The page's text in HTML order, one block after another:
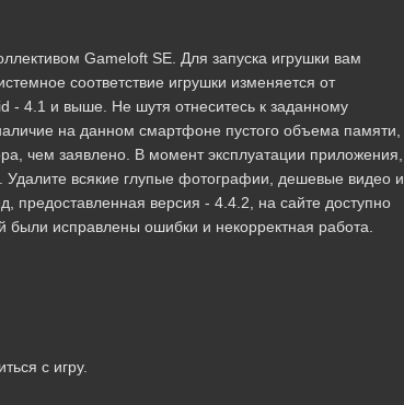
Gameloft SE. Для запуска игрушки вам
соответствие игрушки изменяется от
- 4.1 и выше. Не шутя отнеситесь к заданному
на данном смартфоне пустого объема памяти,
чем заявлено. В момент эксплуатации приложения,
Удалите всякие глупые фотографии, дешевые видео и
версия - 4.4.2, на сайте доступно
исправлены ошибки и некорректная работа.
с игру.